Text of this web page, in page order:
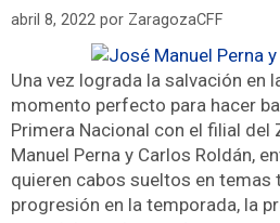
abril 8, 2022 por ZaragozaCFF
Una vez lograda la salvación en
momento perfecto para hacer
Primera Nacional con el filial del
Manuel Perna y Carlos Roldán,
quieren cabos sueltos en temas
progresión en la temporada, la